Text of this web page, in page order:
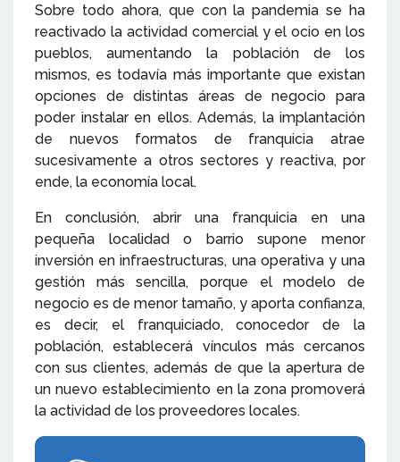
Sobre todo ahora, que con la pandemia se ha
reactivado la actividad comercial y el ocio en los
pueblos, aumentando la población de los
mismos, es todavía más importante que existan
opciones de distintas áreas de negocio para
poder instalar en ellos. Además, la implantación
de nuevos formatos de franquicia atrae
sucesivamente a otros sectores y reactiva, por
ende, la economía local.
En conclusión, abrir una franquicia en una
pequeña localidad o barrio supone menor
inversión en infraestructuras, una operativa y una
gestión más sencilla, porque el modelo de
negocio es de menor tamaño, y aporta confianza,
es decir, el franquiciado, conocedor de la
población, establecerá vínculos más cercanos
con sus clientes, además de que la apertura de
un nuevo establecimiento en la zona promoverá
la actividad de los proveedores locales.